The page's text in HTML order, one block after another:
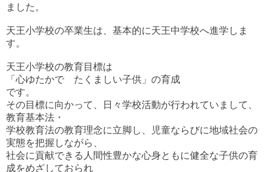
ました。
天王小学校の卒業生は、基本的に天王中学校へ進学しま
す。
天王小学校の教育目標は
「心ゆたかで たくましい子供」の育成
です。
その目標に向かって、日々学校活動が行われていまして、
教育基本法・
学校教育法の教育理念に立脚し、児童ならびに地域社会の
実態を把握しながら、
社会に貢献できる人間性豊かな心身ともに健全な子供の育
成をめざしておられ